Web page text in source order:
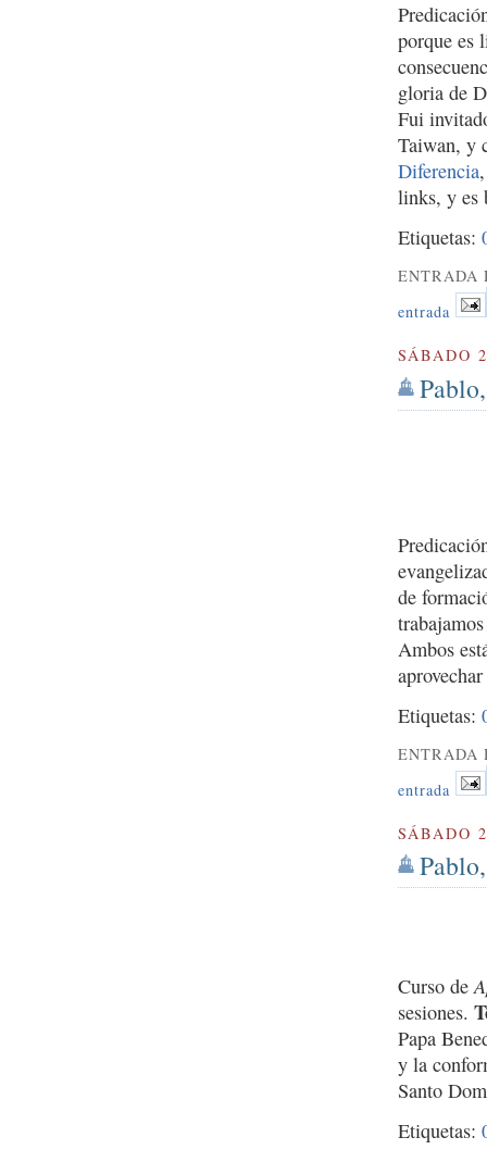
porque es
gloria de
Fui
Taiwan, y
Diferencia
links, y es
Etiquetas:
ENTRADA
entrada
SÁBADO
de
Ambos
Etiquetas:
ENTRADA
entrada
SÁBADO
Curso de
sesiones.
Papa
y la
Santo
Etiquetas: